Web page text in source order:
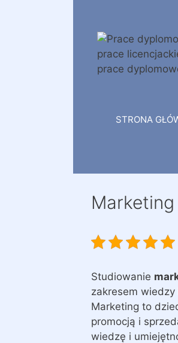
STRONA
Marketing
Studiowanie
zakresem
Marketing to
promocją i
wiedzę i